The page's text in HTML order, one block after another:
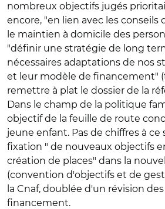
nombreux objectifs jugés
encore, "en lien avec les
le maintien à domicile des
"définir une stratégie de long
nécessaires adaptations de nos
et leur modèle de financement"
remettre à plat le dossier de la
Dans le champ de la politique
objectif de la feuille de route
jeune enfant. Pas de chiffres à ce
fixation " de nouveaux objectifs
création de places" dans la
(convention d'objectifs et de
la Cnaf, doublée d'un révision
financement.